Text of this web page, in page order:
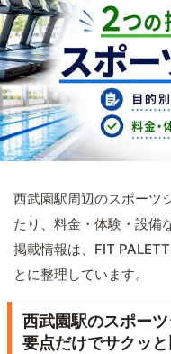
西武園駅周辺のスポーツ
たり、料金・体験・設備
掲載情報は、FIT
とに整理しています。
西武園駅のスポー
要点だけでサクッ